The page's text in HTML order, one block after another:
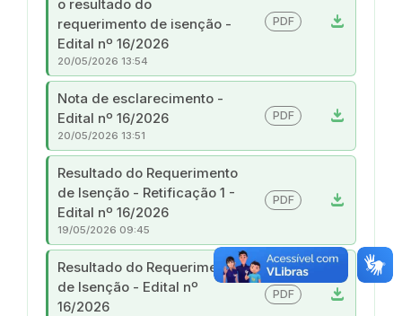
o resultado do
requerimento de isenção -
Edital nº 16/2026
download
PDF
20/05/2026 13:54
Nota de esclarecimento -
Edital nº 16/2026
download
PDF
20/05/2026 13:51
Resultado do Requerimento
de Isenção - Retificação 1 -
Edital nº 16/2026
download
PDF
19/05/2026 09:45
Resultado do Requerimento
de Isenção - Edital nº
16/2026
download
PDF